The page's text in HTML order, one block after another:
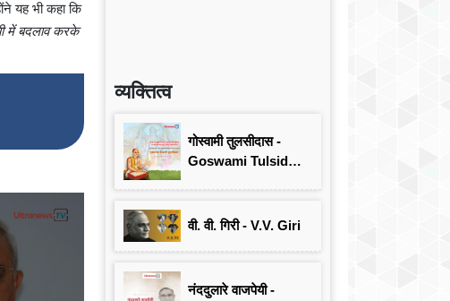
यह भी कहा कि
में बदलाव करके
व्यक्तित्व
गोस्वामी तुलसीदास -
Goswami Tulsidas:
वी. वी. गिरी - V.V. Giri
नंददुलारे वाजपेयी -